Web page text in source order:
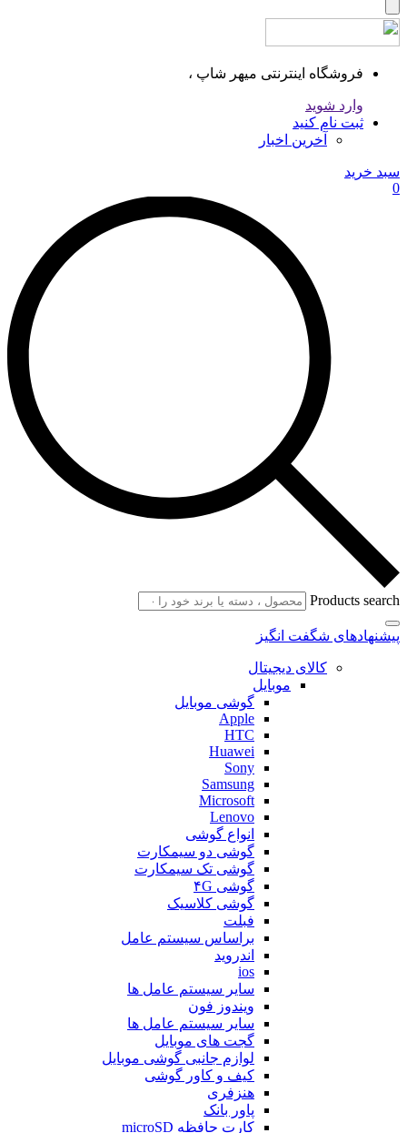
فروشگاه اینترنتی میهر شاپ ،
وارد شوید
ثبت نام کنید
آخرین اخبار
سبد خرید
0
Products search
پیشنهادهای شگفت انگیز
کالای دیجیتال
موبایل
گوشی موبایل
Apple
HTC
Huawei
Sony
Samsung
Microsoft
Lenovo
انواع گوشی
گوشی دو سیمکارت
گوشی تک سیمکارت
گوشی ۴G
گوشی کلاسیک
فبلت
براساس سیستم عامل
اندروید
ios
سایر سیستم عامل ها
ویندوز فون
سایر سیستم عامل ها
گجت های موبایل
لوازم جانبی گوشی موبایل
کیف و کاور گوشی
هنزفری
پاور بانک
کارت حافظه microSD